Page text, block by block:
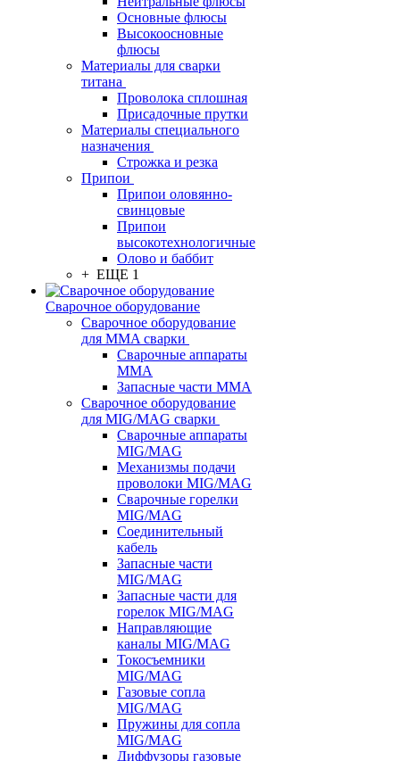
Основные флюсы
Высокоосновные
флюсы
Материалы для сварки
титана
Проволока сплошная
Присадочные прутки
Материалы специального
назначения
Строжка и резка
Припои
Припои оловянно-
свинцовые
Припои
высокотехнологичные
Олово и баббит
+ ЕЩЕ 1
Сварочное оборудование
Сварочное оборудование
для MMA сварки
Сварочные аппараты
MMA
Запасные части MMA
Сварочное оборудование
для MIG/MAG сварки
Сварочные аппараты
MIG/MAG
Механизмы подачи
проволоки MIG/MAG
Сварочные горелки
MIG/MAG
Соединительный
кабель
Запасные части
MIG/MAG
Запасные части для
горелок MIG/MAG
Направляющие
каналы MIG/MAG
Токосъемники
MIG/MAG
Газовые сопла
MIG/MAG
Пружины для сопла
MIG/MAG
Диффузоры газовые